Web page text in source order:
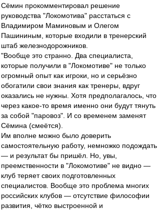
Сёмин прокомментировал решение
руководства "Локомотива" расстаться с
Владимиром Маминовым и Олегом
Пашининым, которые входили в тренерский
штаб железнодорожников.
"Вообще это странно. Два специалиста,
которые получили в "Локомотиве" не только
огромный опыт как игроки, но и серьёзно
обогатили свои знания как тренеры, вдруг
оказались не нужны. Хотя предполагалось, что
через какое-то время именно они будут тянуть
за собой "паровоз". И со временем заменят
Сёмина (смеётся).
Им вполне можно было доверить
самостоятельную работу, немножко подождать
— и результат бы пришёл. Но, увы,
преемственности в "Локомотиве" не видно —
клуб теряет своих подготовленных
специалистов. Вообще это проблема многих
российских клубов — отсутствие философии
развития, чётко выстроенной и